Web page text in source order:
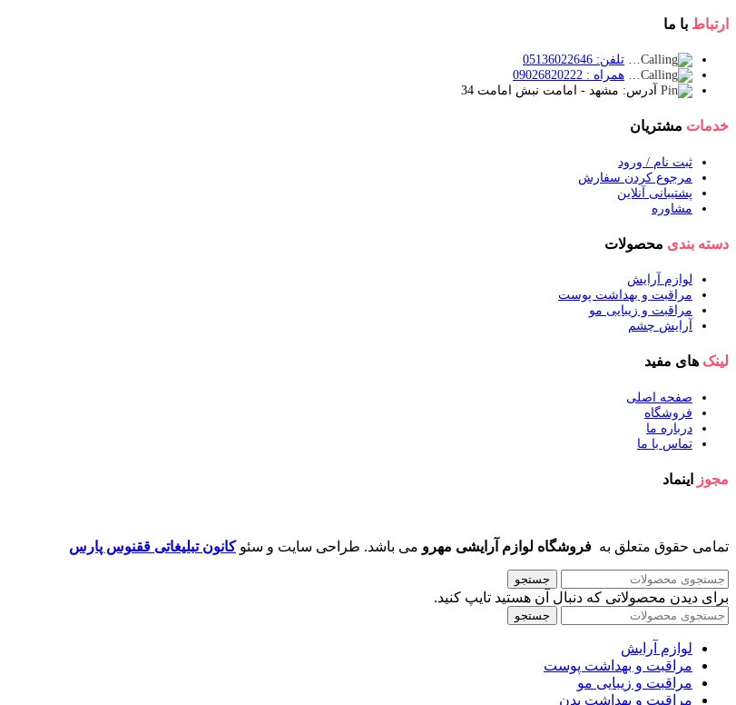
ارتباط با ما
تلفن: 05136022646
همراه : 09026820222
آدرس: مشهد - امامت نبش امامت 34
خدمات مشتریان
ثبت نام / ورود
مرجوع کردن سفارش
پشتیبانی آنلاین
مشاوره
دسته بندی محصولات
لوازم آرایش
مراقبت و بهداشت پوست
مراقبت و زیبایی مو
آرایش چشم
لینک های مفید
صفحه اصلی
فروشگاه
درباره ما
تماس با ما
مجوز اینماد
تمامی حقوق متعلق به فروشگاه لوازم آرایشی مهرو می باشد. طراحی سایت و سئوکانون تبلیغاتی ققنوس پارس
جستجو
برای دیدن محصولاتی که دنبال آن هستید تایپ کنید.
جستجو
لوازم آرایش
مراقبت و بهداشت پوست
مراقبت و زیبایی مو
مراقبت و بهداشت بدن